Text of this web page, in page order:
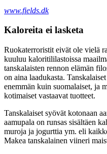
www.fields.dk
Kaloreita ei lasketa
Ruokaterroristit eivät ole vielä
kuuluu kaloritililastoissa
tanskalaisten rennon elämän
on aina laadukasta.
enemmän kuin suomalaiset, ja
kotimaiset vastaavat tuotteet.
Tanskalaiset syövät kotonaan
aamupala on runsas sisältäen
muroja ja jogurttia ym. eli
Makea tanskalainen viineri